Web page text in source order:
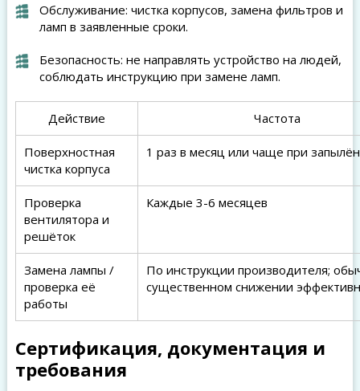
Обслуживание: чистка корпусов, замена фильтров и
ламп в заявленные сроки.
Безопасность: не направлять устройство на людей,
соблюдать инструкцию при замене ламп.
Действие Частота
Поверхностная
чистка корпуса
1 раз в месяц или чаще при
Проверка
вентилятора и
решёток
Каждые 3-6 месяцев
Замена лампы /
проверка её
работы
По инструкции производителя;
существенном снижении
Сертификация, документация и
требования